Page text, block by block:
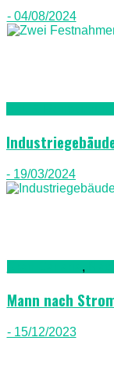
- 04/08/2024
- 19/03/2024
,
Mann nach
- 15/12/2023